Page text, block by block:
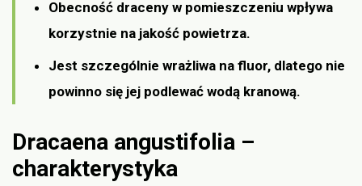
Obecność draceny w pomieszczeniu wpływa
korzystnie na jakość powietrza.
Jest szczególnie wrażliwa na fluor, dlatego nie
powinno się jej podlewać wodą kranową.
Dracaena angustifolia –
charakterystyka